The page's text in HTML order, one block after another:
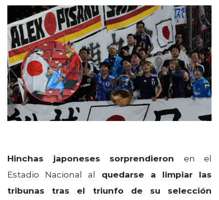
modo claro
Hinchas japoneses sorprendieron en el
Estadio Nacional al quedarse a limpiar las
tribunas tras el triunfo de su selección